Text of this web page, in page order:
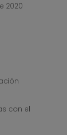
2020
con el